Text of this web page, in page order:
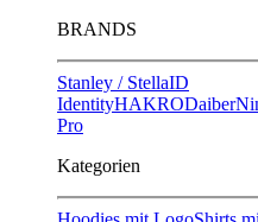
BRANDS
Stanley / StellaID
IdentityHAKRODaiber
Pro
Kategorien